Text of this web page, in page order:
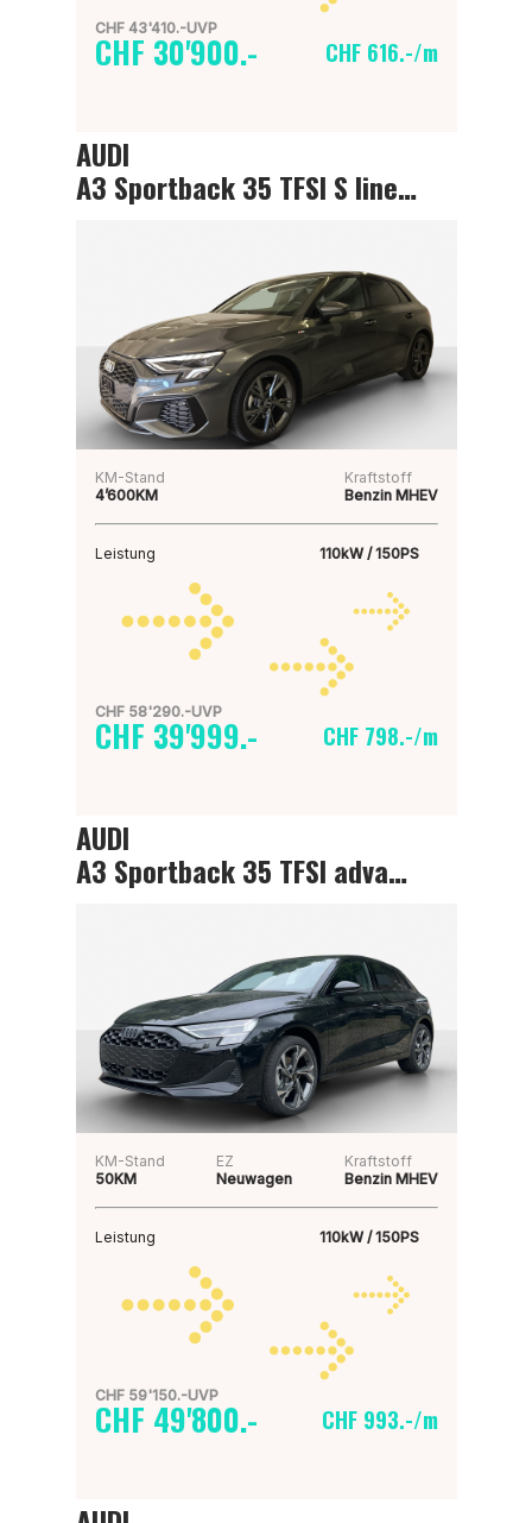
CHF 43'410.-UVP
CHF 30'900.- CHF 616.-/m
AUDI
A3 Sportback 35 TFSI S line Attraction
KM-Stand
4’600KM
Kraftstoff
Benzin MHEV
Leistung 110kW / 150PS
CHF 58'290.-UVP
CHF 39'999.- CHF 798.-/m
AUDI
A3 Sportback 35 TFSI advanced Attraction
KM-Stand
50KM
EZ
Neuwagen
Kraftstoff
Benzin MHEV
Leistung 110kW / 150PS
CHF 59'150.-UVP
CHF 49'800.- CHF 993.-/m